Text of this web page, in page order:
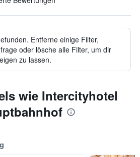
Entferne einige Filter,
oder lösche alle Filter, um dir
zu lassen.
wie Intercityhotel